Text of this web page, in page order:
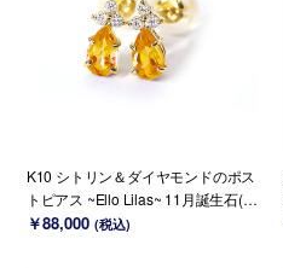
K10 シトリン＆ダイヤモンドのポス
トピアス ~Ello Lilas~ 11月誕生石(K
18変更可能)
￥88,000 (税込)